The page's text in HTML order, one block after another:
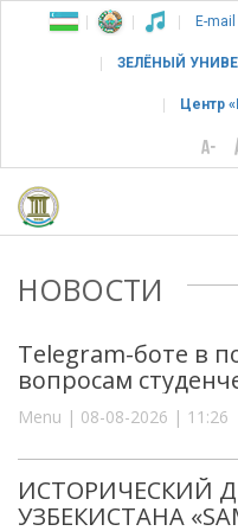
E-mail
ЗЕЛЁНЫЙ
Центр
НОВОСТИ
Telegram-боте в
вопросам
Menu | 08-08-2026 | 11:26
ИСТОРИЧЕСКИЙ
УЗБЕКИСТАНА